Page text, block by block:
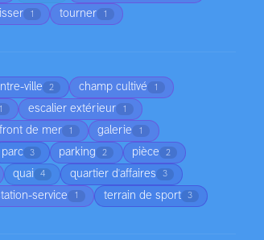
1 tourner 1
ville 2 champ cultivé 1
1 escalier extérieur 1
front de mer 1 galerie 1
parc 3 parking 2 pièce 2
quai 4 quartier d'affaires 3
service 1 terrain de sport 3